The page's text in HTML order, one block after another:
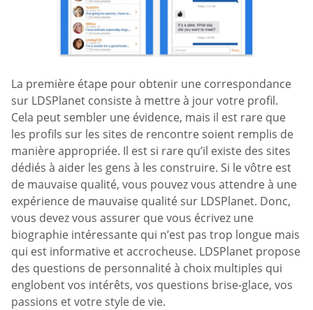
La première étape pour obtenir une correspondance
sur LDSPlanet consiste à mettre à jour votre profil.
Cela peut sembler une évidence, mais il est rare que
les profils sur les sites de rencontre soient remplis de
manière appropriée. Il est si rare qu’il existe des sites
dédiés à aider les gens à les construire. Si le vôtre est
de mauvaise qualité, vous pouvez vous attendre à une
expérience de mauvaise qualité sur LDSPlanet. Donc,
vous devez vous assurer que vous écrivez une
biographie intéressante qui n’est pas trop longue mais
qui est informative et accrocheuse. LDSPlanet propose
des questions de personnalité à choix multiples qui
englobent vos intérêts, vos questions brise-glace, vos
passions et votre style de vie.